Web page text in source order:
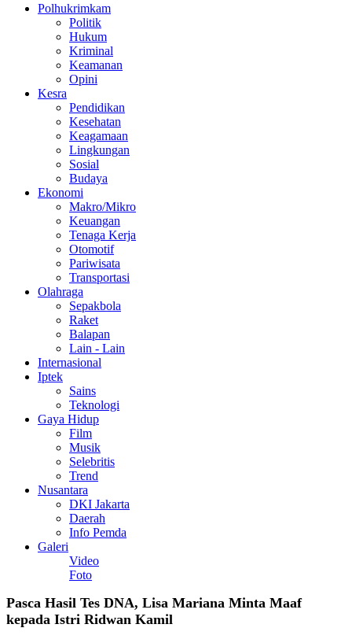
Polhukrimkam
Politik
Hukum
Kriminal
Keamanan
Opini
Kesra
Pendidikan
Kesehatan
Keagamaan
Lingkungan
Sosial
Budaya
Ekonomi
Makro/Mikro
Keuangan
Tenaga Kerja
Otomotif
Pariwisata
Transportasi
Olahraga
Sepakbola
Raket
Balapan
Lain - Lain
Internasional
Iptek
Sains
Teknologi
Gaya Hidup
Film
Musik
Selebritis
Trend
Nusantara
DKI Jakarta
Daerah
Info Pemda
Galeri
Video
Foto
Pasca Hasil Tes DNA, Lisa Mariana Minta Maaf
kepada Istri Ridwan Kamil